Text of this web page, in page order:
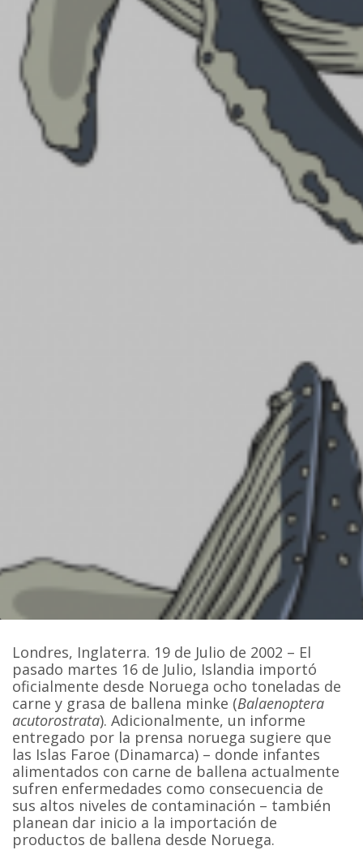
Londres, Inglaterra. 19 de Julio de 2002 – El
pasado martes 16 de Julio, Islandia importó
oficialmente desde Noruega ocho toneladas de
carne y grasa de ballena minke (Balaenoptera
acutorostrata). Adicionalmente, un informe
entregado por la prensa noruega sugiere que
las Islas Faroe (Dinamarca) – donde infantes
alimentados con carne de ballena actualmente
sufren enfermedades como consecuencia de
sus altos niveles de contaminación – también
planean dar inicio a la importación de
productos de ballena desde Noruega.